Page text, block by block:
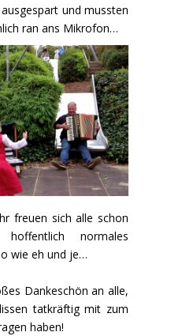
und mussten
ran ans Mikrofon…
freuen sich alle schon
normales
wie eh und je…
an alle,
tatkräftig mit zum
haben!